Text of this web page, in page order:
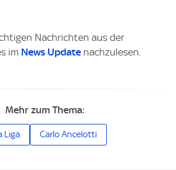
Nachrichten aus der
im News Update nachzulesen.
Mehr zum Thema:
Liga Carlo Ancelotti